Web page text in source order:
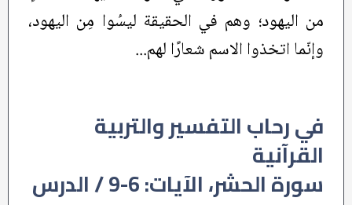
من اليهود؛ وهم في الحقيقة ليسُوا مِن اليهود،
وإنّما اتخذوا الاسم شعارًا لهم...
في رحاب التفسير والتربية
القرآنية
سورة الحشر، الآيات: 6-9 / الدرس